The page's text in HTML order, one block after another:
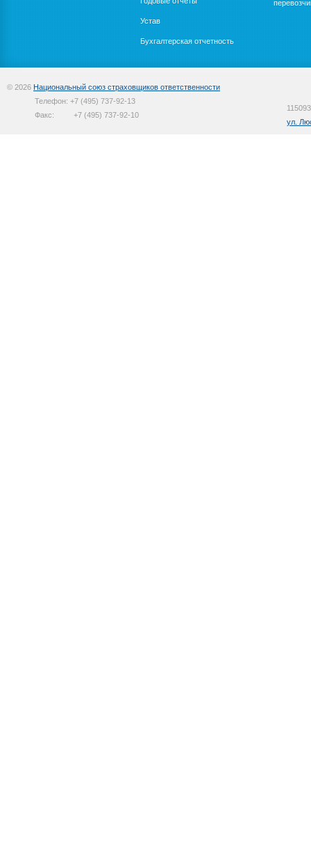
Устав
Бухгалтерская отчетность
© 2026 Национальный союз страховщиков ответственности
Телефон: +7 (495) 737-92-13
Факс:
+7 (495) 737-92-10
ул.